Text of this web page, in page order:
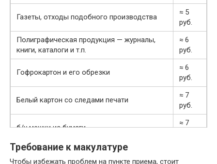
Газеты, отходы подобного производства
≈ 5
руб.
Полиграфическая продукция — журналы,
книги, каталоги и т.п.
≈ 6
руб.
Гофрокартон и его обрезки
≈ 6
руб.
Белый картон со следами печати
≈ 7
руб.
б/у мешки из бумаги
≈ 7
Выбеленная бумага со следами черно-
белой печати не >20%
Требование к макулатуре
Чтобы избежать проблем на пункте приема, стоит